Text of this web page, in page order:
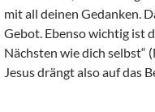
mit all deinen Gedanken.
Gebot. Ebenso wichtig ist
Nächsten wie dich selbst“
Jesus drängt also auf das